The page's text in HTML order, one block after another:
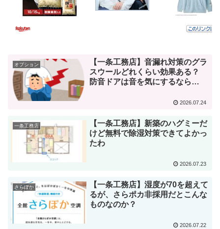
オプション
【一条工務店】音漏れ対策のグラ
スウールどれくらい効果ある？
防音ドアは音を気にするなら…
2026.07.24
一条工務店
【一条工務店】新築のハグミーだ
けど無料で除湿対策できてよかっ
たわ
2026.07.23
さらぽか
【一条工務店】湿度が70を超えて
るが、さらポカ非採用だとこんな
ものなのか？
2026.07.22